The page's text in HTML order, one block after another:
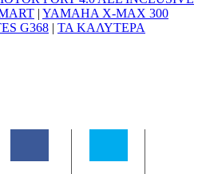
| YAMAHA X-MAX 300
G368 | ΤΑ ΚΑΛΥΤΕΡΑ